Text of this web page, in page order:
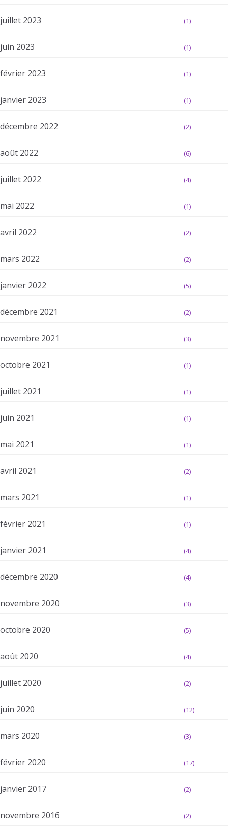
juillet 2023 (1)
juin 2023 (1)
février 2023 (1)
janvier 2023 (1)
décembre 2022 (2)
août 2022 (6)
juillet 2022 (4)
mai 2022 (1)
avril 2022 (2)
mars 2022 (2)
janvier 2022 (5)
décembre 2021 (2)
novembre 2021 (3)
octobre 2021 (1)
juillet 2021 (1)
juin 2021 (1)
mai 2021 (1)
avril 2021 (2)
mars 2021 (1)
février 2021 (1)
janvier 2021 (4)
décembre 2020 (4)
novembre 2020 (3)
octobre 2020 (5)
août 2020 (4)
juillet 2020 (2)
juin 2020 (12)
mars 2020 (3)
février 2020 (17)
janvier 2017 (2)
novembre 2016 (2)